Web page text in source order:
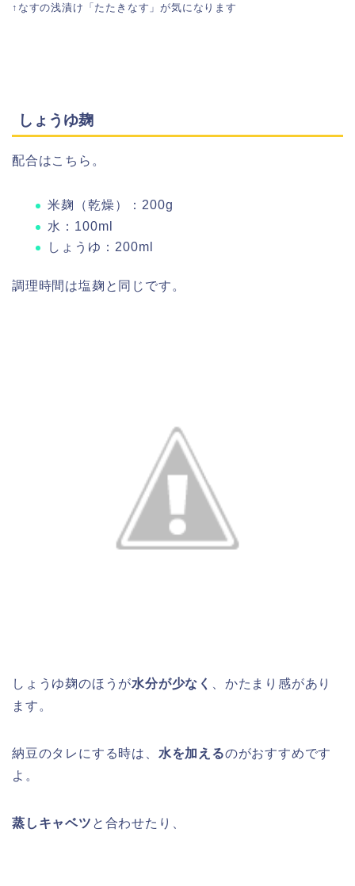
↑なすの浅漬け「たたきなす」が気になります
しょうゆ麹
配合はこちら。
米麹（乾燥）：200g
水：100ml
しょうゆ：200ml
調理時間は塩麹と同じです。
しょうゆ麹のほうが水分が少なく
、かたまり感があり
ます。
納豆のタレにする時は、 水を加えるのがおすすめです
よ。
蒸しキャベツ と合わせたり、